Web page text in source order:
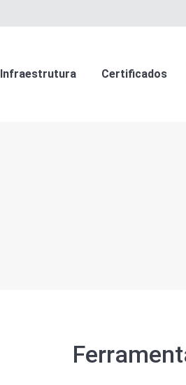
Infraestrutura Certificados